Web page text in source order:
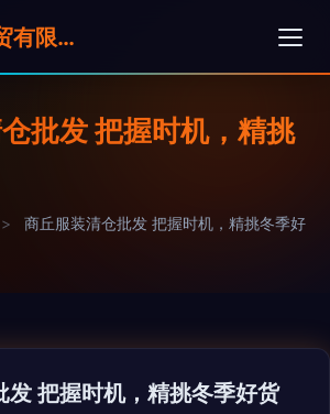
北京辣星朵商贸有限公司
批发 把握时机，精挑
>
商丘服装清仓批发 把握时机，精挑冬季好
发 把握时机，精挑冬季好货